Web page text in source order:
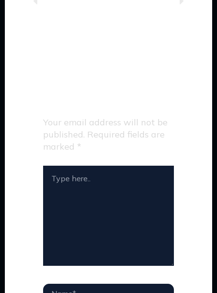
Your email address will not be
published. Required fields are
marked *
HERE..
NAME*